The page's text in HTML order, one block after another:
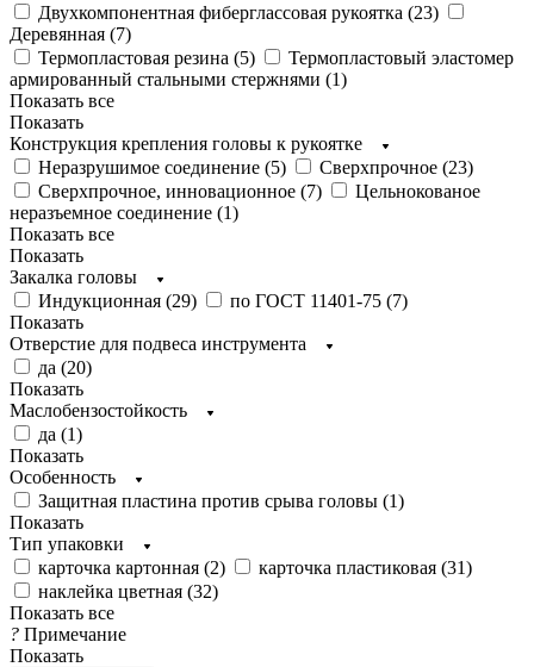
Двухкомпонентная фиберглассовая рукоятка (23)
Деревянная (7)
Термопластовая резина (5)
Термопластовый эластомер
армированный стальными стержнями (1)
Показать все
Показать
Конструкция крепления головы к рукоятке
Неразрушимое соединение (5) Сверхпрочное (23)
Сверхпрочное, инновационное (7)
Цельнокованое
неразъемное соединение (1)
Показать все
Показать
Закалка головы
Индукционная (29) по ГОСТ 11401-75 (7)
Показать
Отверстие для подвеса инструмента
да (20)
Показать
Маслобензостойкость
да (1)
Показать
Особенность
Защитная пластина против срыва головы (1)
Показать
Тип упаковки
карточка картонная (2) карточка пластиковая (31)
наклейка цветная (32)
Показать все
? Примечание
Показать